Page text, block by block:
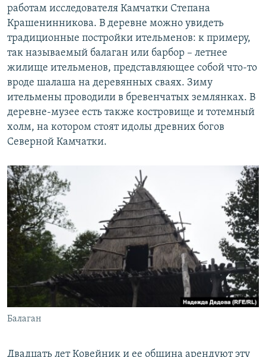
работам исследователя Камчатки Степана
Крашенинникова. В деревне можно увидеть
традиционные постройки ительменов: к примеру,
так называемый балаган или барбор – летнее
жилище ительменов, представляющее собой что-то
вроде шалаша на деревянных сваях. Зиму
ительмены проводили в бревенчатых землянках. В
деревне-музее есть также костровище и тотемный
холм, на котором стоят идолы древних богов
Северной Камчатки.
Балаган
Двадцать лет Ковейник и ее община арендуют эту